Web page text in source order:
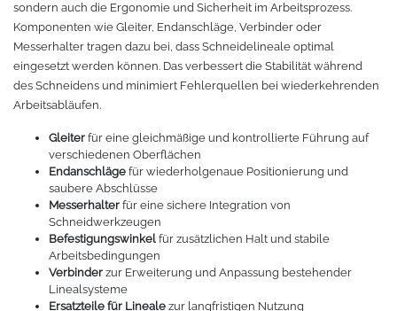
Chemica Printbar
Chemica Reflex
Chemica Darklite
Chemica Metallic
Chemica Fashion
Transferpapier
Transferfolie
Reinigung
Tücher
Reinigungsset
Glasschaber
Verpackungsmaschinen
Klebeband
Ausrüstung
sondern auch die Ergonomie und Sicherheit im Arbeitsprozess.
Komponenten wie Gleiter, Endanschläge, Verbinder oder
Messerhalter tragen dazu bei, dass Schneidelineale optimal
eingesetzt werden können. Das verbessert die Stabilität während
des Schneidens und minimiert Fehlerquellen bei wiederkehrenden
Arbeitsabläufen.
Gleiter für eine gleichmäßige und kontrollierte Führung auf
verschiedenen Oberflächen
Endanschläge für wiederholgenaue Positionierung und
saubere Abschlüsse
Messerhalter für eine sichere Integration von
Schneidwerkzeugen
Befestigungswinkel für zusätzlichen Halt und stabile
Arbeitsbedingungen
Verbinder zur Erweiterung und Anpassung bestehender
Linealsysteme
Ersatzteile für Lineale zur langfristigen Nutzung